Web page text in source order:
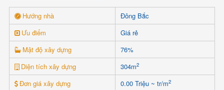
Hướng nhà
Đông Bắc
Ưu điểm
Giá rẻ
Mật độ xây dựng
76%
Diện tích xây dựng
304m2
Đơn giá xây dựng 0.00 Triệu ~ tr/m2